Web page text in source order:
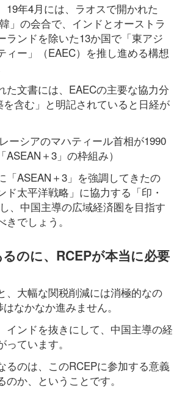
19年4月には、ラオスで開かれた
」の会合で、インドとオーストラ
ランドを除いた13か国で「東アジ
ィー」（EAEC）を推し進める構想
た文書には、EAECの主要な協力分
を含む」と明記されていると日経が
ーシアのマハティール首相が1990
＋3」の枠組み）
「ASEAN＋3」を強調してきたの
ド太平洋戦略」に協力する「印・
、中国主導の広域経済圏を目指す
でしょう。
のに、RCEPが本当に必要
、大幅な関税削減には消極的なの
なかなか進みません。
インドを抜きにして、中国主導の経
ています。
るのは、このRCEPに参加する意義
か、ということです。